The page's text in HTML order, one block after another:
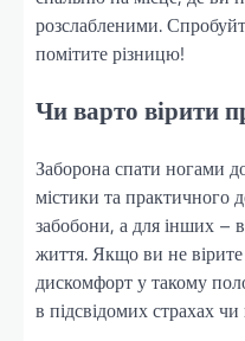
розслабленими.
помітите різницю!
Чи варто вірити
Заборона спати ногами
містики та практичного
забобони, а для інших –
життя. Якщо ви не
дискомфорт у такому
в підсвідомих страхах